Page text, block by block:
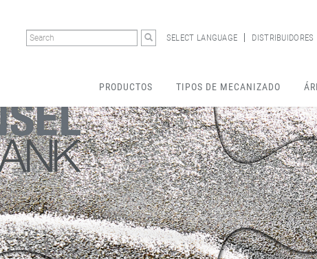
SELECT LANGUAGE DISTRIBUIDORES
PRODUCTOS TIPOS DE MECANIZADO